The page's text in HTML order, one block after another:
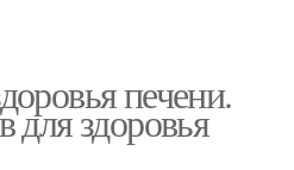
печени.
для здоровья